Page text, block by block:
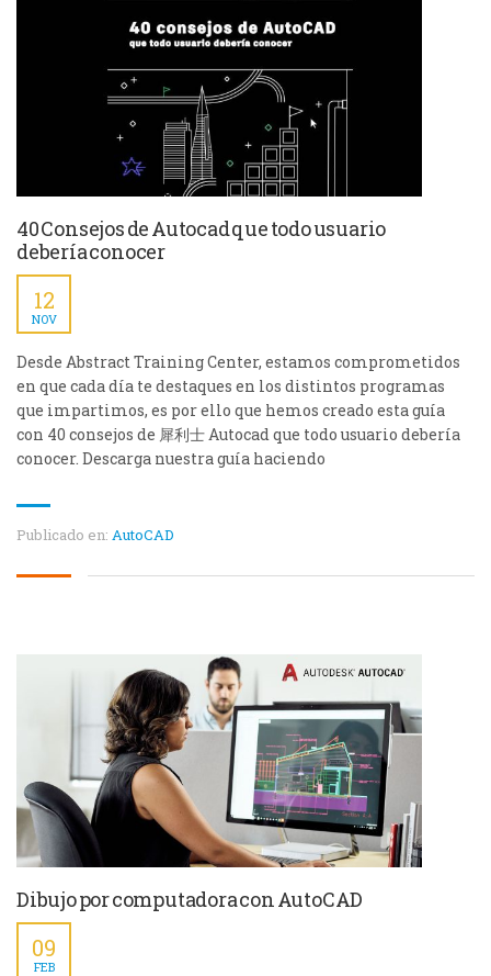
40 Consejos de Autocad que todo usuario
debería conocer
12
NOV
Desde Abstract Training Center, estamos comprometidos
en que cada día te destaques en los distintos programas
que impartimos, es por ello que hemos creado esta guía
con 40 consejos de 犀利士 Autocad que todo usuario debería
conocer. Descarga nuestra guía haciendo
Publicado en: AutoCAD
Dibujo por computadora con AutoCAD
09
FEB